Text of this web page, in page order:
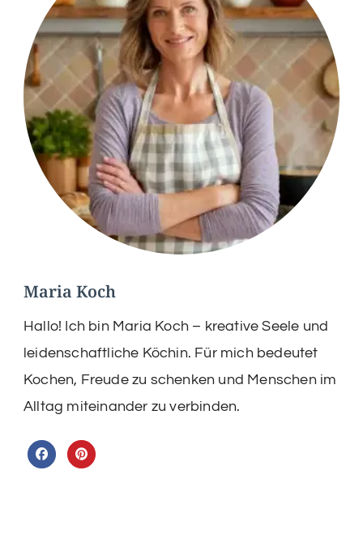
Maria Koch
Hallo! Ich bin Maria Koch – kreative Seele und
leidenschaftliche Köchin. Für mich bedeutet
Kochen, Freude zu schenken und Menschen im
Alltag miteinander zu verbinden.